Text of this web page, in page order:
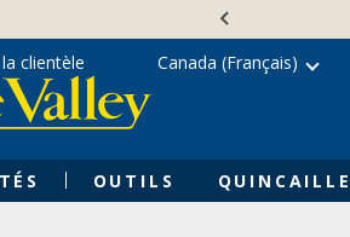
OUTILS
clientèle Canada (Français)